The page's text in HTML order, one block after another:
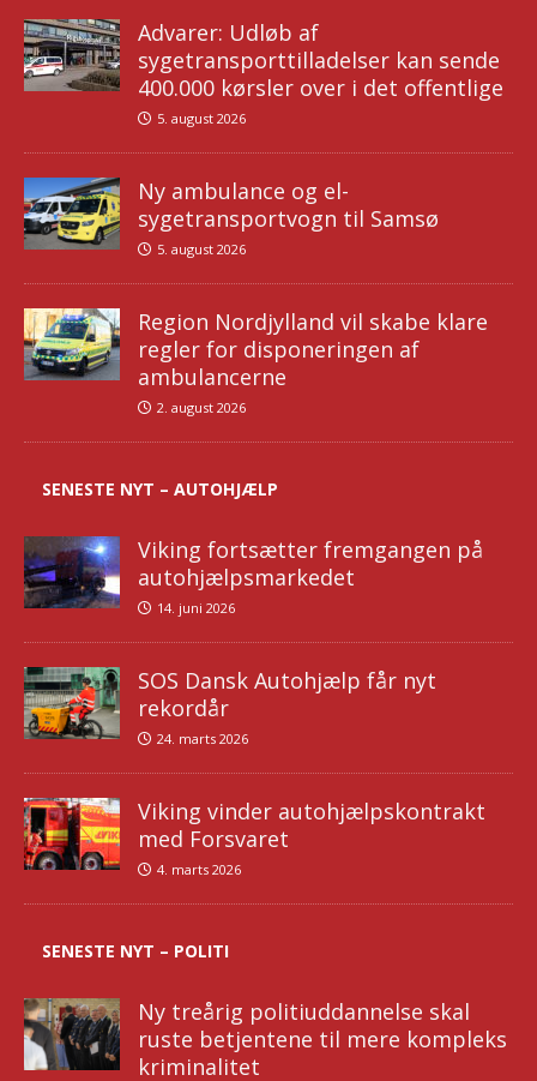
Advarer: Udløb af
sygetransporttilladelser kan sende
400.000 kørsler over i det offentlige
5. august 2026
Ny ambulance og el-
sygetransportvogn til Samsø
5. august 2026
Region Nordjylland vil skabe klare
regler for disponeringen af
ambulancerne
2. august 2026
SENESTE NYT – AUTOHJÆLP
Viking fortsætter fremgangen på
autohjælpsmarkedet
14. juni 2026
SOS Dansk Autohjælp får nyt
rekordår
24. marts 2026
Viking vinder autohjælpskontrakt
med Forsvaret
4. marts 2026
SENESTE NYT – POLITI
Ny treårig politiuddannelse skal
ruste betjentene til mere kompleks
kriminalitet